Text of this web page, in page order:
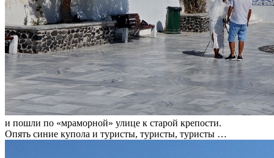
и пошли по «мраморной» улице к старой крепости.
Опять синие купола и туристы, туристы, туристы …